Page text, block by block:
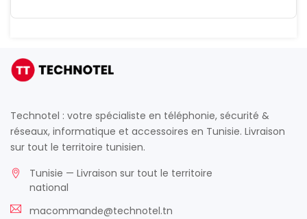
Technotel : votre spécialiste en téléphonie, sécurité &
réseaux, informatique et accessoires en Tunisie. Livraison
sur tout le territoire tunisien.
Tunisie — Livraison sur tout le territoire
national
macommande@technotel.tn